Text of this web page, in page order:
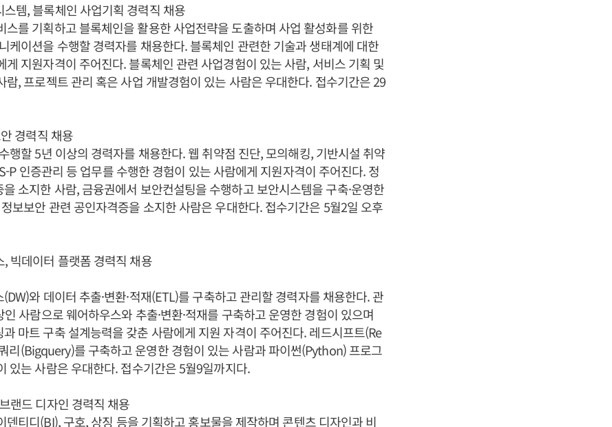
템, 블록체인 사업기획 경력직 채용
스를 기획하고 블록체인을 활용한 사업전략을 도출하며 사업 활성화를 위한
케이션을 수행할 경력자를 채용한다. 블록체인 관련한 기술과 생태계에 대한
게 지원자격이 주어진다. 블록체인 관련 사업경험이 있는 사람, 서비스 기획 및
람, 프로젝트 관리 혹은 사업 개발경험이 있는 사람은 우대한다. 접수기간은 29
경력직 채용
행할 5년 이상의 경력자를 채용한다. 웹 취약점 진단, 모의해킹, 기반시설 취약
P 인증관리 등 업무를 수행한 경험이 있는 사람에게 지원자격이 주어진다. 정
소지한 사람, 금융권에서 보안컨설팅을 수행하고 보안시스템을 구축·운영한
보보안 관련 공인자격증을 소지한 사람은 우대한다. 접수기간은 5월2일 오후
빅데이터 플랫폼 경력직 채용
와 데이터 추출·변환·적재(ETL)를 구축하고 관리할 경력자를 채용한다. 관
사람으로 웨어하우스와 추출·변환·적재를 구축하고 운영한 경험이 있으며
마트 구축 설계능력을 갖춘 사람에게 지원 자격이 주어진다. 레드시프트(Re
리(Bigquery)를 구축하고 운영한 경험이 있는 사람과 파이썬(Python) 프로그
있는 사람은 우대한다. 접수기간은 5월9일까지다.
랜드 디자인 경력직 채용
덴티디(BI), 구호, 상징 등을 기획하고 홍보물을 제작하며 콘텐츠 디자인과 비